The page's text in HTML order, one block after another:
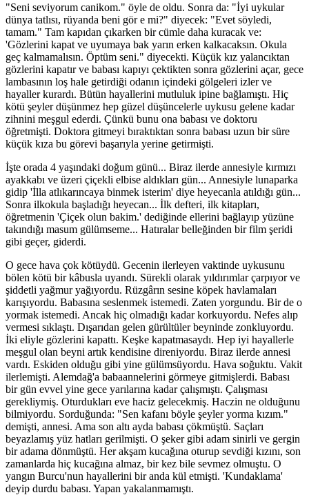
"Seni seviyorum canikom." öyle de oldu. Sonra da: "İyi uykular
dünya tatlısı, rüyanda beni gör e mi?" diyecek: "Evet söyledi,
tamam." Tam kapıdan çıkarken bir cümle daha kuracak ve:
'Gözlerini kapat ve uyumaya bak yarın erken kalkacaksın. Okula
geç kalmamalısın. Öptüm seni." diyecekti. Küçük kız yalancıktan
gözlerini kapatır ve babası kapıyı çektikten sonra gözlerini açar, gece
lambasının loş hale getirdiği odanın içindeki gölgeleri izler ve
hayaller kurardı. Bütün hayallerini mutluluk ipine bağlamıştı. Hiç
kötü şeyler düşünmez hep güzel düşüncelerle uykusu gelene kadar
zihnini meşgul ederdi. Çünkü bunu ona babası ve doktoru
öğretmişti. Doktora gitmeyi bıraktıktan sonra babası uzun bir süre
küçük kıza bu görevi başarıyla yerine getirmişti.
İşte orada 4 yaşındaki doğum günü... Biraz ilerde annesiyle kırmızı
ayakkabı ve üzeri çiçekli elbise aldıkları gün... Annesiyle lunaparka
gidip 'İlla atlıkarıncaya binmek isterim' diye heyecanla atıldığı gün...
Sonra ilkokula başladığı heyecan... İlk defteri, ilk kitapları,
öğretmenin 'Çiçek olun bakim.' dediğinde ellerini bağlayıp yüzüne
takındığı masum gülümseme... Hatıralar belleğinden bir film şeridi
gibi geçer, giderdi.
O gece hava çok kötüydü. Gecenin ilerleyen vaktinde uykusunu
bölen kötü bir kâbusla uyandı. Sürekli olarak yıldırımlar çarpıyor ve
şiddetli yağmur yağıyordu. Rüzgârın sesine köpek havlamaları
karışıyordu. Babasına seslenmek istemedi. Zaten yorgundu. Bir de o
yormak istemedi. Ancak hiç olmadığı kadar korkuyordu. Nefes alıp
vermesi sıklaştı. Dışarıdan gelen gürültüler beyninde zonkluyordu.
İki eliyle gözlerini kapattı. Keşke kapatmasaydı. Hep iyi hayallerle
meşgul olan beyni artık kendisine direniyordu. Biraz ilerde annesi
vardı. Eskiden olduğu gibi yine gülümsüyordu. Hava soğuktu. Vakit
ilerlemişti. Alemdağ'a babaannelerini görmeye gitmişlerdi. Babası
bir gün evvel yine gece yarılarına kadar çalışmıştı. Çalışması
gerekliymiş. Oturdukları eve haciz gelecekmiş. Haczin ne olduğunu
bilmiyordu. Sorduğunda: "Sen kafanı böyle şeyler yorma kızım."
demişti, annesi. Ama son altı ayda babası çökmüştü. Saçları
beyazlamış yüz hatları gerilmişti. O şeker gibi adam sinirli ve gergin
bir adama dönmüştü. Her akşam kucağına oturup sevdiği kızını, son
zamanlarda hiç kucağına almaz, bir kez bile sevmez olmuştu. O
yangın Burcu'nun hayallerini bir anda kül etmişti. 'Kundaklama'
deyip durdu babası. Yapan yakalanmamıştı.